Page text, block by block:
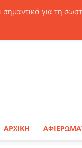
ΑΡΧΙΚΗ
σημαντικά για τη